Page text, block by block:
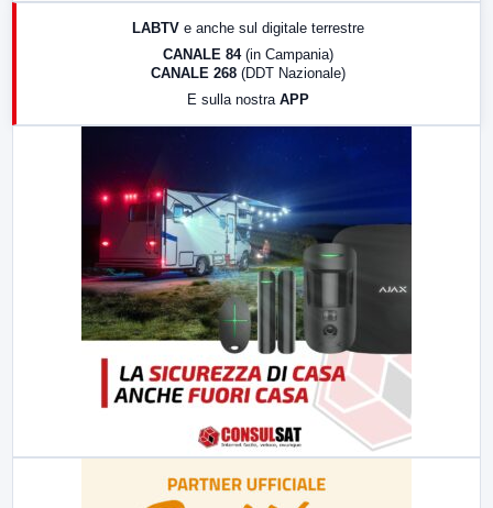
LABTV e anche sul digitale terrestre
CANALE 84 (in Campania)
CANALE 268 (DDT Nazionale)
E sulla nostra APP